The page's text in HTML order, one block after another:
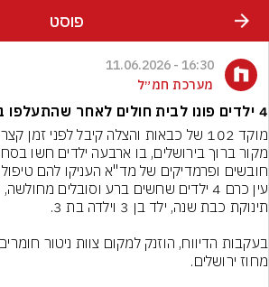
פוסט
16:30 - 11.06.2026
מערכת חמ״ל
4 ילדים פונו לבית חולים לאחר שהתעלפו בשכונה בירושלים